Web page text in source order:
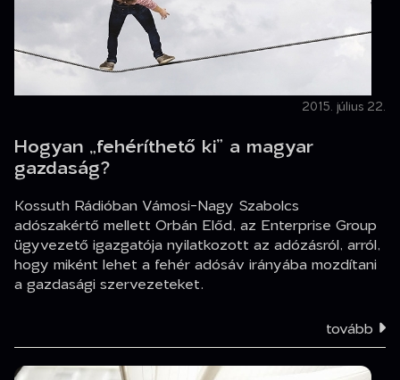
2015. július 22.
Hogyan „fehéríthető ki” a magyar
gazdaság?
Kossuth Rádióban Vámosi-Nagy Szabolcs
adószakértő mellett Orbán Előd, az Enterprise Group
ügyvezető igazgatója nyilatkozott az adózásról, arról,
hogy miként lehet a fehér adósáv irányába mozdítani
a gazdasági szervezeteket.
tovább